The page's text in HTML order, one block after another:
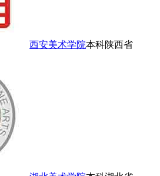
西安美术学院本科陕西省